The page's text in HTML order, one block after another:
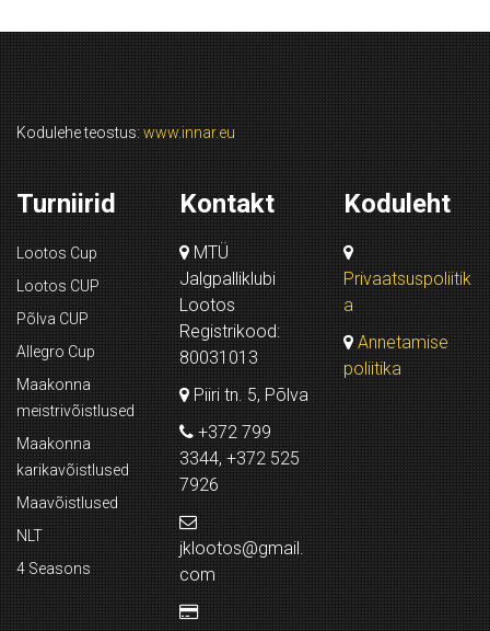
Kodulehe teostus: www.innar.eu
Turniirid
Lootos Cup
Lootos CUP
Põlva CUP
Allegro Cup
Maakonna
meistrivõistlused
Maakonna
karikavõistlused
Maavõistlused
NLT
4 Seasons
Kontakt
MTÜ
Jalgpalliklubi
Lootos
Registrikood:
80031013
Piiri tn. 5, Põlva
+372 799
3344, +372 525
7926
jklootos@gmail.
com
Koduleht
Privaatsuspoliitik
a
Annetamise
poliitika